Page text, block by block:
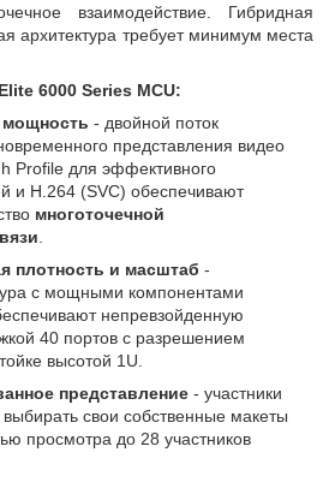
взаимодействие. Гибридная
архитектура требует минимум места
6000 Series MCU:
- двойной поток
представления видео
Profile для эффективного
и H.264 (SVC) обеспечивают
многоточечной
плотность и масштаб -
с мощными компонентами
непревзойденную
40 портов с разрешением
высотой 1U.
представление - участники
свои собственные макеты
просмотра до 28 участников